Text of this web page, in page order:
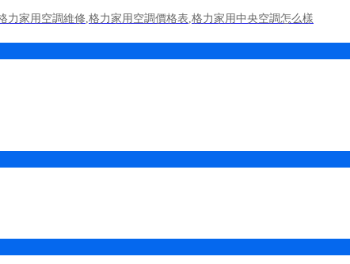
力家用空調維修 格力家用空調價格表 格力家用中央空調怎么樣